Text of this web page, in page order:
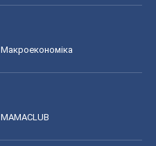
Макроекономіка
MAMACLUB